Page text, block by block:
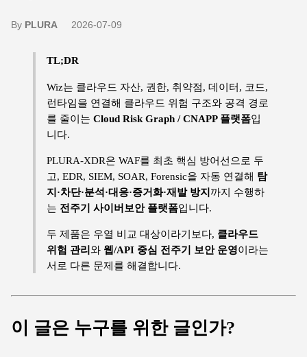
By PLURA 2026-07-09
TL;DR
Wiz는 클라우드 자산, 권한, 취약점, 데이터, 코드,
런타임을 연결해 클라우드 위험 구조와 공격 경로
를 줄이는 Cloud Risk Graph / CNAPP 플랫폼입
니다.
PLURA-XDR은 WAF를 최초 핵심 방어선으로 두
고, EDR, SIEM, SOAR, Forensic을 자동 연결해 탐
지·차단·분석·대응·증거화·재발 방지까지 수행하
는 전주기 사이버보안 플랫폼입니다.
두 제품은 우열 비교 대상이라기보다, 클라우드
위험 관리와 웹/API 중심 전주기 보안 운영이라는
서로 다른 문제를 해결합니다.
이 글은 누구를 위한 글인가?